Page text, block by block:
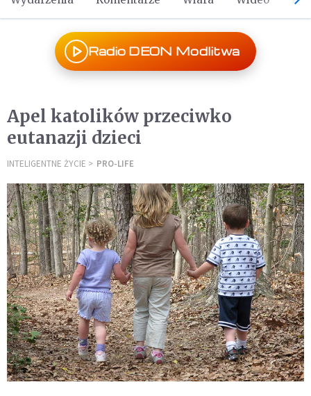
Radio DEON Modlitwa
Apel katolików przeciwko
eutanazji dzieci
INTELIGENTNE ŻYCIE PRO-LIFE